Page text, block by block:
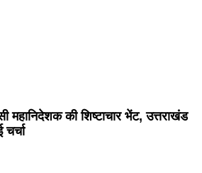
महानिदेशक की शिष्टाचार भेंट, उत्तराखंड